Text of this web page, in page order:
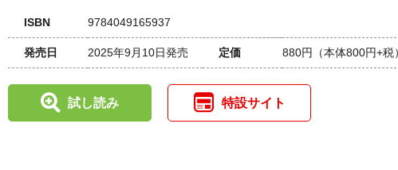
ISBN 9784049165937
発売日 2025年9月10日発売 定価 880円 （本体800円+税
試し読み 特設サイト